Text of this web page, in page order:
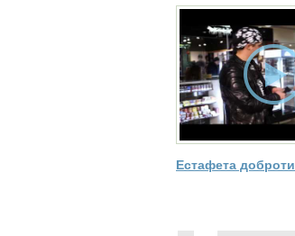
Естафета доброти